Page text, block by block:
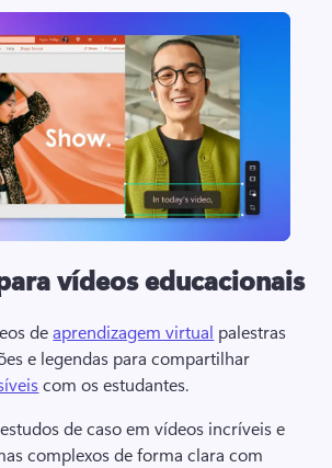
vídeos educacionais
de aprendizagem virtual palestras
e legendas para compartilhar
com os estudantes.
de caso em vídeos incríveis e
complexos de forma clara com